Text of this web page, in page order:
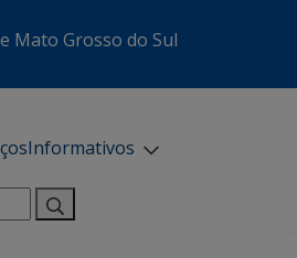
Mato Grosso do Sul
Informativos